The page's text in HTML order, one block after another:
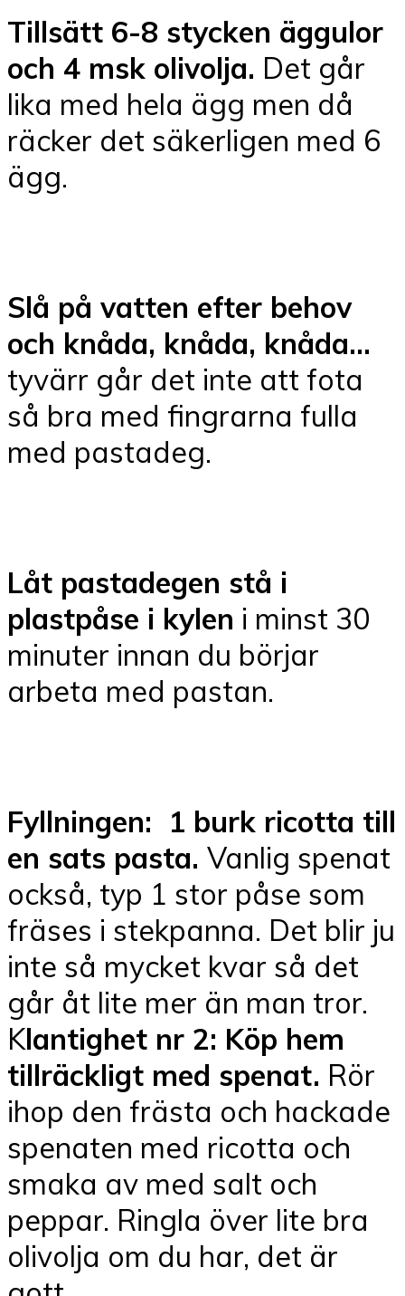
Tillsätt 6-8 stycken äggulor
och 4 msk olivolja. Det går
lika med hela ägg men då
räcker det säkerligen med 6
ägg.
Slå på vatten efter behov
och knåda, knåda, knåda…
tyvärr går det inte att fota
så bra med fingrarna fulla
med pastadeg.
Låt pastadegen stå i
plastpåse i kylen i minst 30
minuter innan du börjar
arbeta med pastan.
Fyllningen: 1 burk ricotta till
en sats pasta. Vanlig spenat
också, typ 1 stor påse som
fräses i stekpanna. Det blir ju
inte så mycket kvar så det
går åt lite mer än man tror.
Klantighet nr 2: Köp hem
tillräckligt med spenat. Rör
ihop den frästa och hackade
spenaten med ricotta och
smaka av med salt och
peppar. Ringla över lite bra
olivolja om du har, det är